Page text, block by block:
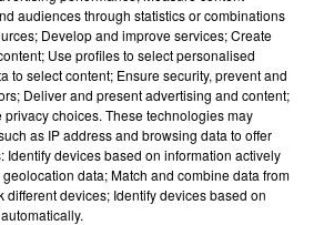
y sont douces, la nature
plus tranquille. Avec330 jours de
avoisinant les 20°C toute
destination séduisante quasiment
audiences through statistics or combinations
Develop and improve services; Create
Use profiles to select personalised
to select content; Ensure security, prevent and
Deliver and present advertising and content;
choices. These technologies may
as IP address and browsing data to offer
Identify devices based on information actively
data; Match and combine data from
different devices; Identify devices based on